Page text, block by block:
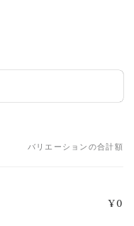
バリエーションの合計額
¥0